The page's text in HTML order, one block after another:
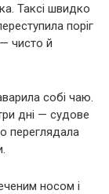
Таксі швидко
поріг
чисто й
собі чаю.
дні — судове
переглядала
носом і